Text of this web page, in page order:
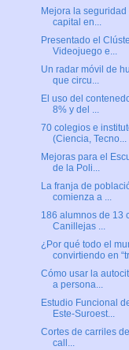
Mejora la
capital en...
Presentado el
Videojuego e...
Un radar móvil de
que circu...
El uso del
8% y del ...
70 colegios e
(Ciencia, Tecno...
Mejoras para el
de la Poli...
La franja de
comienza a ...
186 alumnos de 13
Canillejas ...
¿Por qué todo el
convirtiendo en
Cómo usar la
a persona...
Estudio Funcional
Este-Suroest...
Cortes de carriles
call...